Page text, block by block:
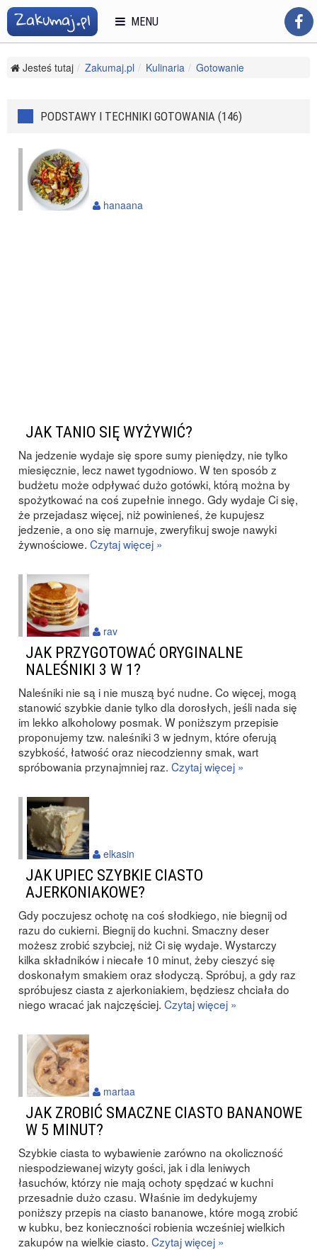
Jesteś tutaj Zakumaj.pl Kulinaria
Gotowanie
PODSTAWY I TECHNIKI GOTOWANIA (146)
JAK TANIO SIĘ WYŻYWIĆ?
Na jedzenie wydaje się spore sumy pieniędzy, nie tylko
miesięcznie, lecz nawet tygodniowo. W ten sposób z
budżetu może odpływać dużo gotówki, którą można by
spożytkować na coś zupełnie innego. Gdy wydaje Ci się,
że przejadasz więcej, niż powinieneś, że kupujesz
jedzenie, a ono się marnuje, zweryfikuj swoje nawyki
żywnościowe. Czytaj więcej »
hanaana
JAK PRZYGOTOWAĆ ORYGINALNE
NALEŚNIKI 3 W 1?
Naleśniki nie są i nie muszą być nudne. Co więcej, mogą
stanowić szybkie danie tylko dla dorosłych, jeśli nada się
im lekko alkoholowy posmak. W poniższym przepisie
proponujemy tzw. naleśniki 3 w jednym, które oferują
szybkość, łatwość oraz niecodzienny smak, wart
spróbowania przynajmniej raz. Czytaj więcej »
rav
JAK UPIEC SZYBKIE CIASTO
AJERKONIAKOWE?
Gdy poczujesz ochotę na coś słodkiego, nie biegnij od
razu do cukierni. Biegnij do kuchni. Smaczny deser
możesz zrobić szybciej, niż Ci się wydaje. Wystarczy
kilka składników i niecałe 10 minut, żeby cieszyć się
doskonałym smakiem oraz słodyczą. Spróbuj, a gdy raz
spróbujesz ciasta z ajerkoniakiem, będziesz chciała do
niego wracać jak najczęściej. Czytaj więcej »
elkasin
JAK ZROBIĆ SMACZNE CIASTO BANANOWE
W 5 MINUT?
Szybkie ciasta to wybawienie zarówno na okoliczność
niespodziewanej wizyty gości, jak i dla leniwych
łasuchów, którzy nie mają ochoty spędzać w kuchni
przesadnie dużo czasu. Właśnie im dedykujemy
poniższy przepis na ciasto bananowe, które mogą zrobić
w kubku, bez konieczności robienia wcześniej wielkich
zakupów na wielkie ciasto. Czytaj więcej »
martaa
MENU